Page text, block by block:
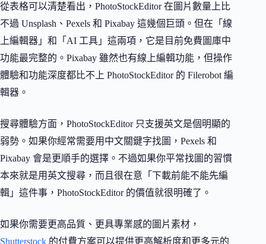
從表格可以清楚看出，PhotoStockEditor 在圖片數量上比
不過 Unsplash、Pexels 和 Pixabay 這幾個巨頭。但在「線
上編輯器」和「AI 工具」這兩項，它是目前免費圖庫中
功能最完整的。Pixabay 雖然也有線上編輯功能，但操作
體驗和功能深度都比不上 PhotoStockEditor 的 Filerobot 編
輯器。
搜尋體驗方面，PhotoStockEditor 只支援英文是個明顯的
弱勢。如果你經常需要用中文關鍵字找圖，Pexels 和
Pixabay 會是更順手的選擇。不過如果你平常找圖的習慣
本來就是用英文搜尋，而且很在意「下載前能不能先編
輯」這件事，PhotoStockEditor 的價值就很明確了。
如果你需要更高品質、更具專業感的圖片素材，
Shutterstock 的付費方案可以提供更高解析度和更多元的